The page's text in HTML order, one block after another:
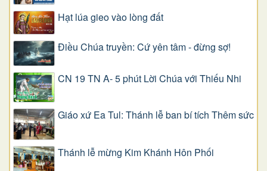
Hạt lúa gieo vào lòng đất
Điều Chúa truyền: Cứ yên tâm - đừng sợ!
CN 19 TN A- 5 phút Lời Chúa với Thiếu Nhi
Giáo xứ Ea Tul: Thánh lễ ban bí tích Thêm sức
Thánh lễ mừng Kim Khánh Hôn Phối